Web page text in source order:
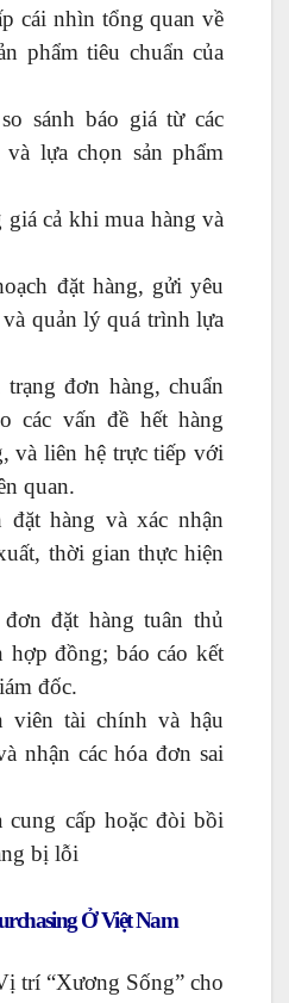
cái nhìn tổng quan về
phẩm tiêu chuẩn của
sánh báo giá từ các
và lựa chọn sản phẩm
cả khi mua hàng và
đặt hàng, gửi yêu
quản lý quá trình lựa
đơn hàng, chuẩn
các vấn đề hết hàng
và liên hệ trực tiếp với
quan.
hàng và xác nhận
thời gian thực hiện
đặt hàng tuân thủ
hợp đồng; báo cáo kết
đốc.
viên tài chính và hậu
nhận các hóa đơn sai
cung cấp hoặc đòi bồi
bị lỗi
Ở Việt Nam
trí “Xương Sống” cho